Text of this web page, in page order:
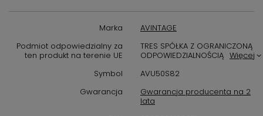
aromat przechowywanych win.
Zastosowanie i Funkcjonalność
Winiarka AVINTAGE AVU50S82doskonale sprawdzi się
zarówno w domowych piwniczkach, jak i w lokalach
gastronomicznych czy sklepach specjalistycznych. Urządzenie
Marka
AVINTAGE
Podmiot odpowiedzialny za
ten produkt na terenie UE
TRES SPÓŁKA Z OGRANICZONĄ
ODPOWIEDZIALNOŚCIĄ Więcej
Symbol
AVU50S82
Gwarancja
Gwarancja producenta na 2
lata